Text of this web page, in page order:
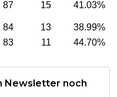
87 15 41.03%
84 13
38.99%
83 11 44.70%
Newsletter noch